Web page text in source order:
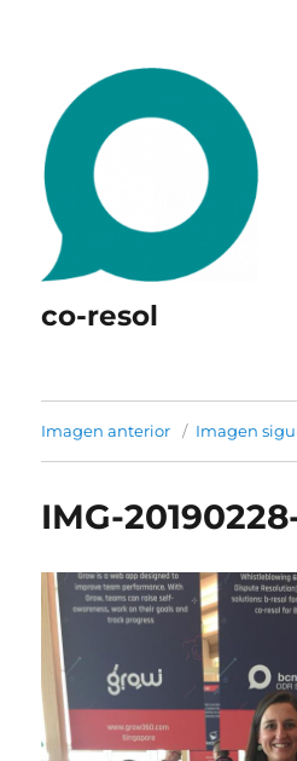
co-resol
Imagen anterior Imagen
IMG-